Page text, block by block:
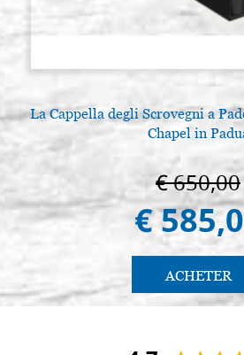
La Cappella degli Scrovegni a
Chapel in
€ 650,00
€
ACHETER